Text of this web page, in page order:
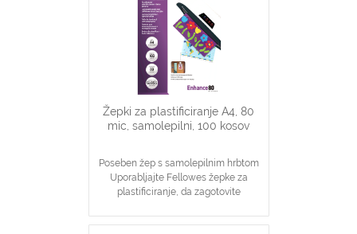
Zagotavljanje osnovne zaščite
dokumentov
Žepki za plastificiranje A4, 80
mic, samolepilni, 100 kosov
Poseben žep s samolepilnim hrbtom
Uporabljajte Fellowes žepke za
plastificiranje, da zagotovite
zanesete